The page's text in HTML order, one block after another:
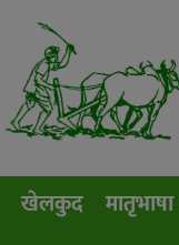
खेलकुद मातृभाषा